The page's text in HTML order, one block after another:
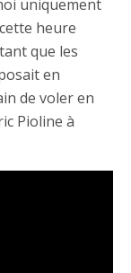
uniquement
heure
que les
en
de voler en
Pioline à